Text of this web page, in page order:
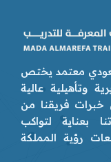
معتمد يختص
وتأهيلية عالية
خبرات فريقنا من
بعناية لتواكب
رؤية المملكة